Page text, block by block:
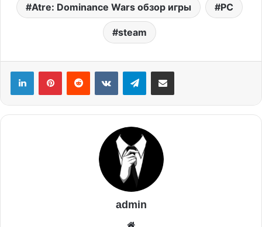
Atre: Dominance Wars обзор игры PC
steam
admin